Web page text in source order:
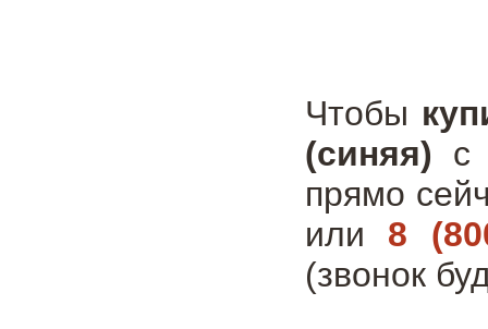
Чтобы
(синяя) с
прямо
или 8
(звонок